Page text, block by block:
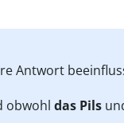
Antwort
obwohl das Pils